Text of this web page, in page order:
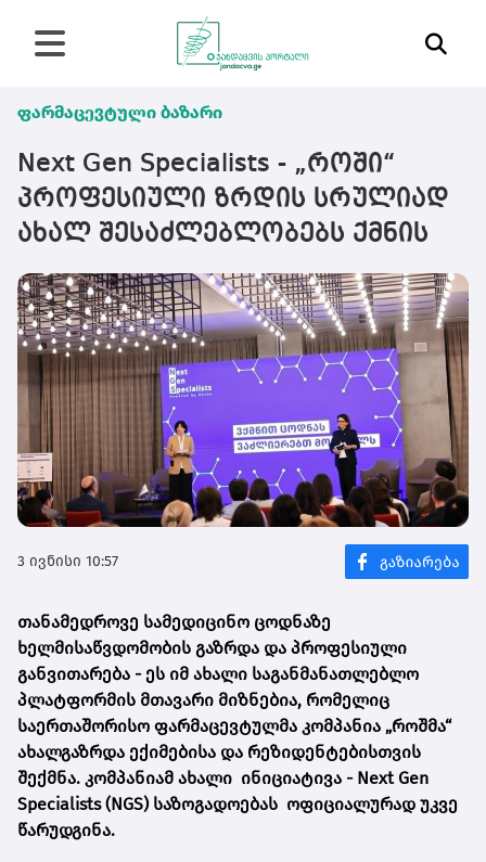
ფარმაცევტული ბაზარი
Next Gen Specialists - „როში“
პროფესიული ზრდის სრულიად
ახალ შესაძლებლობებს ქმნის
3 ივნისი 10:57
თანამედროვე სამედიცინო ცოდნაზე
ხელმისაწვდომობის გაზრდა და პროფესიული
განვითარება - ეს იმ ახალი საგანმანათლებლო
პლატფორმის მთავარი მიზნებია, რომელიც
საერთაშორისო ფარმაცევტულმა კომპანია „როშმა“
ახალგაზრდა ექიმებისა და რეზიდენტებისთვის
შექმნა. კომპანიამ ახალი ინიციატივა - Next Gen
Specialists (NGS) საზოგადოებას ოფიციალურად უკვე
წარუდგინა.